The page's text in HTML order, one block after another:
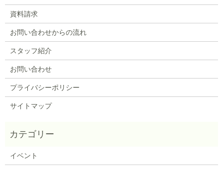
資料請求
お問い合わせからの流れ
スタッフ紹介
お問い合わせ
プライバシーポリシー
サイトマップ
イベント